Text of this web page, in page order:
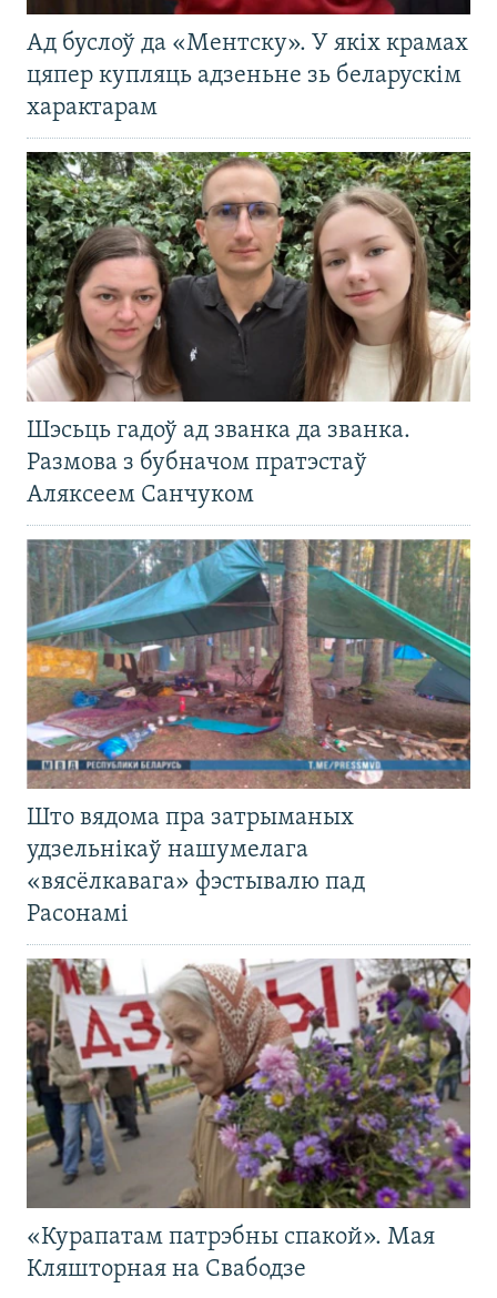
Ад буслоў да «Ментску». У якіх крамах
цяпер купляць адзеньне зь беларускім
характарам
Шэсьць гадоў ад званка да званка.
Размова з бубначом пратэстаў
Аляксеем Санчуком
Што вядома пра затрыманых
удзельнікаў нашумелага
«вясёлкавага» фэстывалю пад
Расонамі
«Курапатам патрэбны спакой». Мая
Кляшторная на Свабодзе